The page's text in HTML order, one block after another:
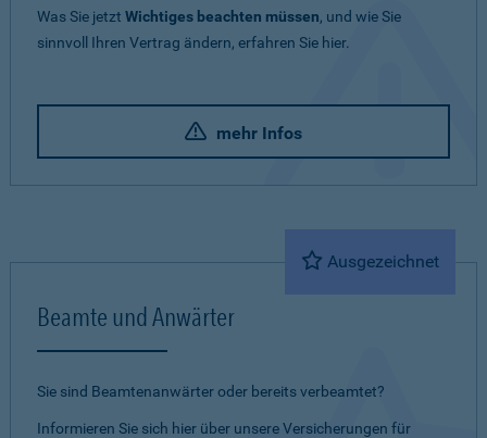
Was Sie jetzt Wichtiges beachten müssen, und wie Sie
sinnvoll Ihren Vertrag ändern, erfahren Sie hier.
mehr Infos
Ausgezeichnet
Beamte und Anwärter
Sie sind Beamtenanwärter oder bereits verbeamtet?
Informieren Sie sich hier über unsere Versicherungen für